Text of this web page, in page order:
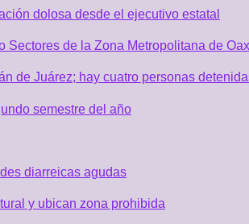
dolosa desde el ejecutivo estatal
Sectores de la Zona Metropolitana de
de Juárez; hay cuatro personas
semestre del año
diarreicas agudas
y ubican zona prohibida